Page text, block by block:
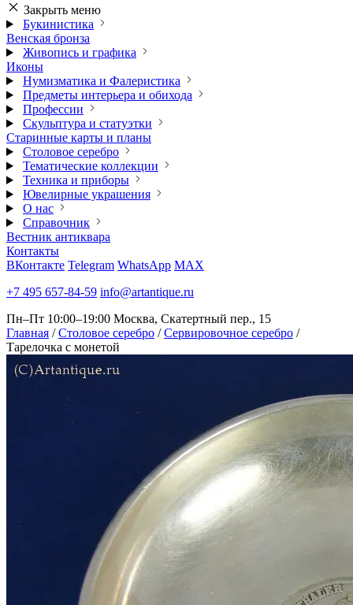
Закрыть меню
Букинистика
Венская бронза
Живопись и графика
Иконы
Нумизматика и Фалеристика
Предметы интерьера и обихода
Профессии
Скульптура и статуэтки
Старинные карты и планы
Столовое серебро
Тематические коллекции
Техника и приборы
Ювелирные украшения
О нас
Справочник
Вестник антиквара
Контакты
ВКонтакте Telegram WhatsApp MAX
+7 495 657-84-59 info@artantique.ru
Пн–Пт 10:00–19:00 Москва, Скатертный пер., 15
Главная / Столовое серебро / Сервировочное серебро /
Тарелочка с монетой